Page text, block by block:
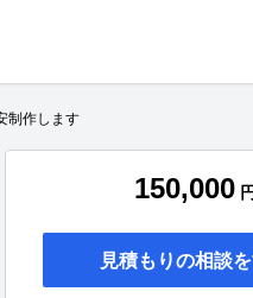
制作します
150,000 円
見積もりの相談